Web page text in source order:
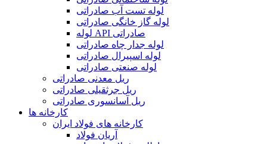
لوله تست آب صادراتی
لوله گاز خانگی صادراتی
لوله API صادراتی
لوله جدار چاه صادراتی
لوله اسپیرال صادراتی
لوله صنعتی صادراتی
ریل معدنی صادراتی
ریل جرثقیلی صادراتی
ریل آسانسوری صادراتی
کارخانه ها
کارخانه های فولاد ایران
آریان فولاد